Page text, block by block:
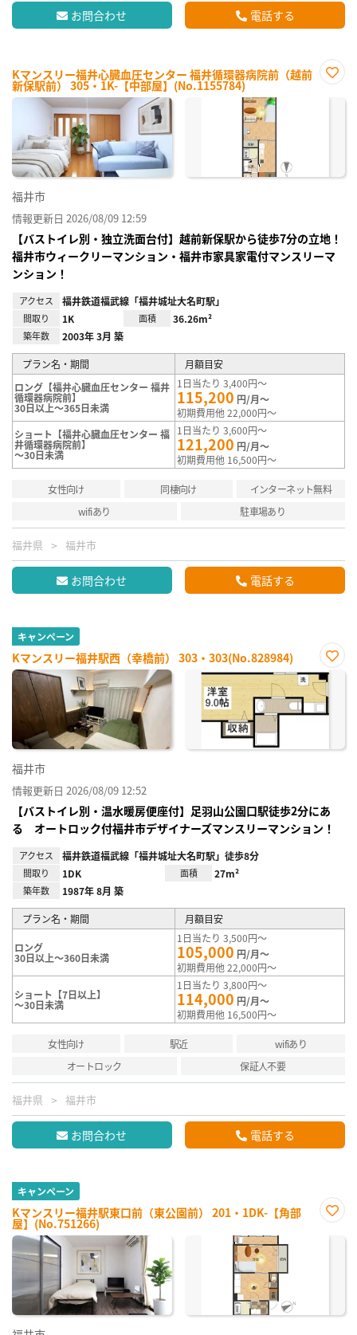
お問合わせ 電話する
Kマンスリー福井心臓血圧センター 福井循環器病院前（越前
新保駅前） 305・1K-【中部屋】(No.1155784)
に入
福井市
情報更新日 2026/08/09 12:59
【バストイレ別・独立洗面台付】越前新保駅から徒歩7分の立地！
福井市ウィークリーマンション・福井市家具家電付マンスリーマ
ンション！
アクセス 福井鉄道福武線「福井城址大名町駅」
間取り 1K 面積 36.26m²
築年数 2003年 3月 築
プラン名・期間
月額目安
ロング【福井心臓血圧センター 福井
循環器病院前】
30日以上～365日未満
1日当たり 3,400円～
115,200 円/月～
初期費用他 22,000円～
ショート【福井心臓血圧センター 福
井循環器病院前】
～30日未満
1日当たり 3,600円～
121,200 円/月～
初期費用他 16,500円～
女性向け 同棲向け
インターネット無料
wifiあり
駐車場あり
福井県 福井市
お問合わせ 電話する
キャンペーン
Kマンスリー福井駅西（幸橋前） 303・303(No.828984)
お気
に入
り登
録
福井市
情報更新日 2026/08/09 12:52
【バストイレ別・温水暖房便座付】足羽山公園口駅徒歩2分にあ
る オートロック付福井市デザイナーズマンスリーマンション！
アクセス 福井鉄道福武線「福井城址大名町駅」徒歩8分
間取り 1DK 面積 27m²
築年数 1987年 8月 築
プラン名・期間 月額目安
ロング
30日以上～360日未満
1日当たり 3,500円～
105,000 円/月～
初期費用他 22,000円～
ショート【7日以上】
～30日未満
1日当たり 3,800円～
114,000 円/月～
初期費用他 16,500円～
女性向け 駅近
wifiあり
オートロック
保証人不要
福井県 福井市
お問合わせ 電話する
キャンペーン
Kマンスリー福井駅東口前（東公園前） 201・1DK-【角部
屋】(No.751266)
に入